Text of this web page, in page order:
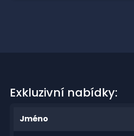
Exkluzivní nabídky:
Jméno